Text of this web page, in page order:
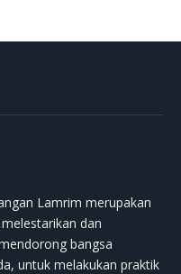
Lamrim merupakan
dan
bangsa
untuk melakukan praktik